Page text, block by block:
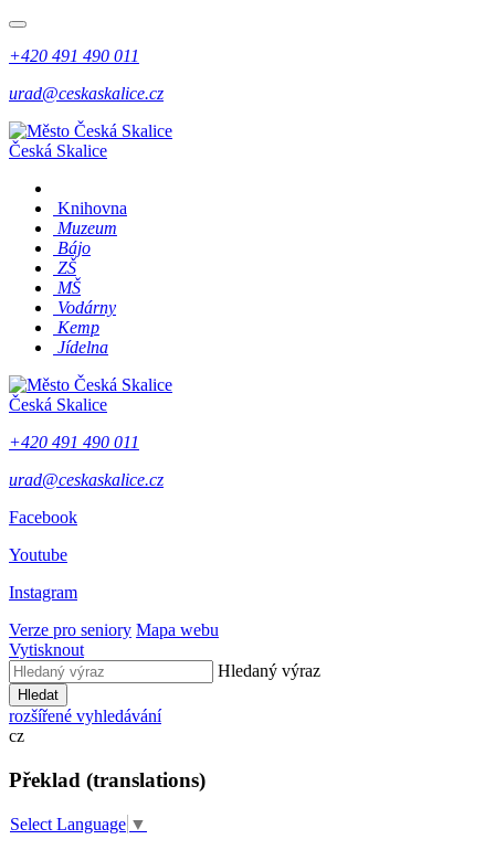
+420 491 490 011
urad@ceskaskalice.cz
Česká Skalice
Knihovna
Muzeum
Bájo
ZŠ
MŠ
Vodárny
Kemp
Jídelna
Česká Skalice
+420 491 490 011
urad@ceskaskalice.cz
Facebook
Youtube
Instagram
Verze pro seniory Mapa webu
Vytisknout
Hledaný výraz
Hledat
rozšířené vyhledávání
cz
Překlad (translations)
Select Language ▼